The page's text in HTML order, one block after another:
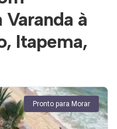
à
Itapema,
Pronto para Morar